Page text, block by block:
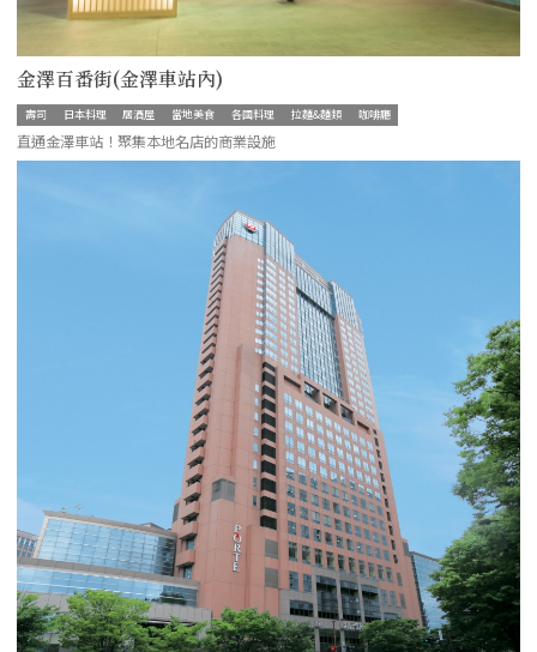
金澤百番街(金澤車站內)
壽司 日本料理 居酒屋 當地美食 各國料理 拉麵&麵類 咖啡廳
直通金澤車站！聚集本地名店的商業設施